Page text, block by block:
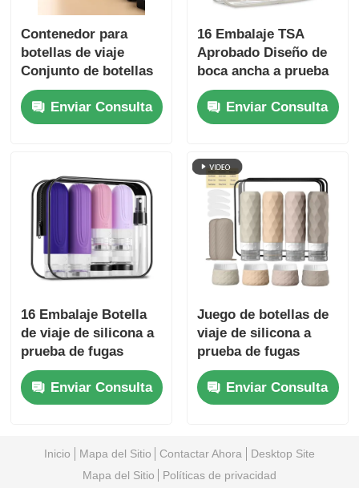
Contenedor para
botellas de viaje
Conjunto de botellas
de silicona a prueba
de fugas de 90 ml +
frascos de silicona de
Enviar Consulta
16 Embalaje TSA
Aprobado Diseño de
boca ancha a prueba
de fugas Botella de
viaje de silicona
Conjunto con
artículos de tocador
recargables
Enviar Consulta
16 Embalaje Botella
de viaje de silicona a
prueba de fugas
aprobada por la TSA
con diseño de boca
ancha
Enviar Consulta
Juego de botellas de
viaje de silicona a
prueba de fugas
aprobadas por la TSA
con diseño de boca
ancha para facilitar el
Enviar Consulta
Inicio Mapa del Sitio Contactar Ahora
Desktop Site
Mapa del Sitio
Políticas de privacidad